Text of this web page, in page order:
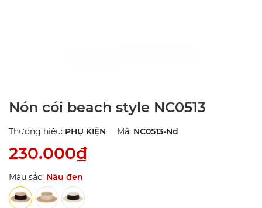
Nón cói beach style NC0513
Thương hiệu: PHỤ KIỆN Mã: NC0513-Nd
230.000₫
Màu sắc: Nâu đen